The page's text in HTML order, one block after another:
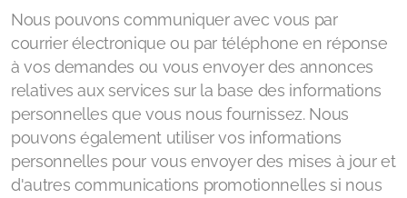
Nous pouvons communiquer avec vous par
courrier électronique ou par téléphone en réponse
à vos demandes ou vous envoyer des annonces
relatives aux services sur la base des informations
personnelles que vous nous fournissez. Nous
pouvons également utiliser vos informations
personnelles pour vous envoyer des mises à jour et
d'autres communications promotionnelles si nous